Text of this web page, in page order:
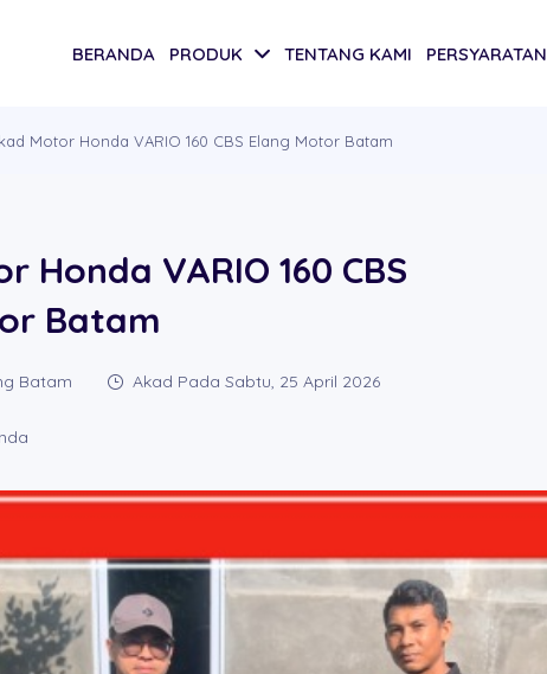
BERANDA PRODUK TENTANG KAMI PERSYARATAN
Motor Honda VARIO 160 CBS Elang Motor Batam
Honda VARIO 160 CBS
Batam
Batam Akad Pada Sabtu, 25 April 2026